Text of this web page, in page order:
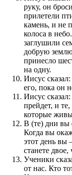
руку, он
прилетели
камень, и не
колоса в
заглушили
добрую
принесло
на одну.
Иисус
его, пока он
Иисус
прейдет, и
которые
В (те) дни вы
Когда вы
этот день вы
станете двое,
Ученики
от нас. Кто